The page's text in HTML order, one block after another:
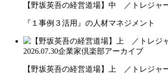
【野坂英吾の経営道場】中 ／トレジャ
『１事例３活用』の人材マネジメント
2026.07.30企業家倶楽部アーカイブ
【野坂英吾の経営道場】上 ／トレジャ